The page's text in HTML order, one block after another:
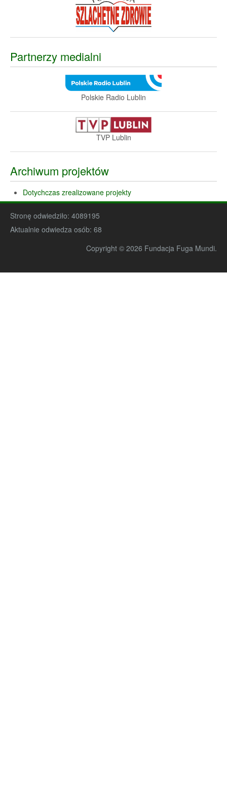
Partnerzy medialni
Polskie Radio Lublin
TVP Lublin
Archiwum projektów
Dotychczas zrealizowane projekty
Stronę odwiedziło: 4089195
Aktualnie odwiedza osób: 68
Copyright © 2026 Fundacja Fuga Mundi.